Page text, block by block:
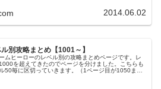
2014.06.02
ル別攻略まとめ【1001～】
ムヒーローのレベル別の攻略まとめページです。レ
を超えてきたのでページを分けました。こちらも
50毎に区切っていきます。（1ページ目が1050ま